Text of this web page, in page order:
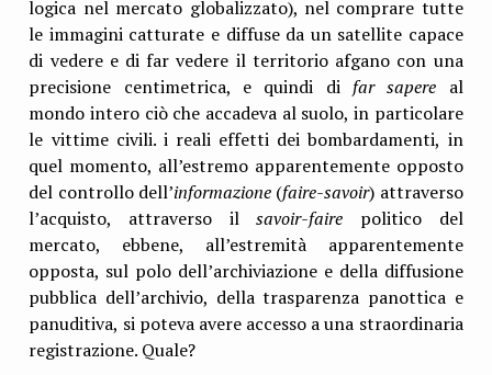
logica nel mercato globalizzato), nel comprare tutte
le immagini catturate e diffuse da un satellite capace
di vedere e di far vedere il territorio afgano con una
precisione centimetrica, e quindi di far sapere al
mondo intero ciò che accadeva al suolo, in particolare
le vittime civili. i reali effetti dei bombardamenti, in
quel momento, all’estremo apparentemente opposto
del controllo dell’informazione (faire-savoir) attraverso
l’acquisto, attraverso ilsavoir-faire politico del
mercato, ebbene, all’estremità apparentemente
opposta, sul polo dell’archiviazione e della diffusione
pubblica dell’archivio, della trasparenza panottica e
panuditiva, si poteva avere accesso a una straordinaria
registrazione. Quale?